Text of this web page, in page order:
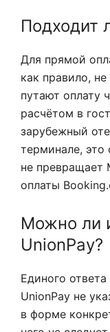
Подходит
Для прямой
как правило,
путают оплату
расчётом в
зарубежный
терминале, это
не превращает
оплаты
Можно ли
UnionPay?
Единого
UnionPay не
в форме